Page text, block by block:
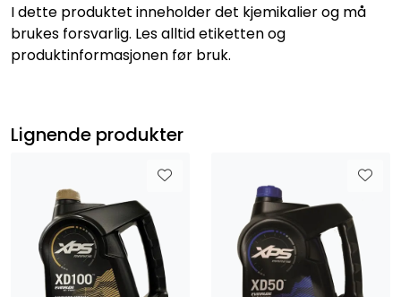
I dette produktet inneholder det kjemikalier og må
brukes forsvarlig. Les alltid etiketten og
produktinformasjonen før bruk.
Lignende produkter